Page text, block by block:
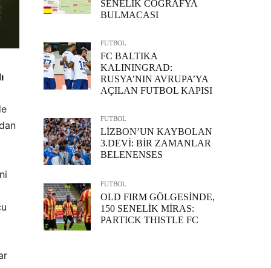
SENELİK COĞRAFYA
BULMACASI
FUTBOL
FC BALTIKA
KALININGRAD:
RUSYA’NIN AVRUPA’YA
AÇILAN FUTBOL KAPISI
FUTBOL
LİZBON’UN KAYBOLAN
3.DEVİ: BİR ZAMANLAR
BELENENSES
FUTBOL
OLD FIRM GÖLGESİNDE,
150 SENELİK MİRAS:
PARTICK THISTLE FC